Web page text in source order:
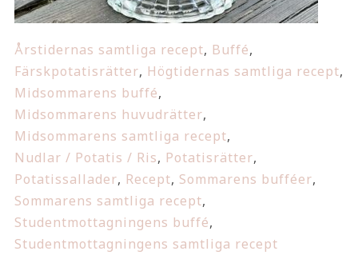
Årstidernas samtliga recept, Buffé,
Färskpotatisrätter, Högtidernas samtliga recept,
Midsommarens buffé,
Midsommarens huvudrätter,
Midsommarens samtliga recept,
Nudlar / Potatis / Ris, Potatisrätter,
Potatissallader, Recept, Sommarens bufféer,
Sommarens samtliga recept,
Studentmottagningens buffé,
Studentmottagningens samtliga recept